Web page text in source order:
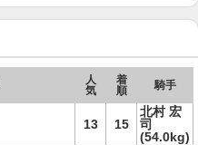
人
気
着
順
騎手
13 15
北村 宏
司
(54.0kg)